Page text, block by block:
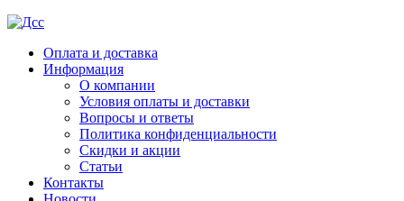
Оплата и доставка
Информация
О компании
Условия оплаты и доставки
Вопросы и ответы
Политика конфиденциальности
Скидки и акции
Статьи
Контакты